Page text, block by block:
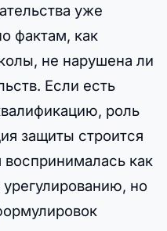
уже
фактам, как
не нарушена ли
Если есть
роль
защиты строится
как
но